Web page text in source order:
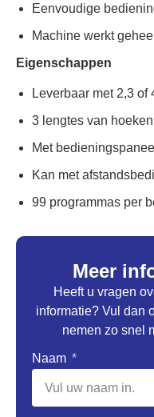
Meer
Heeft u vragen
informatie? Vul dan
nemen zo snel
Naam
Eenvoudige
Machine werkt
Eigenschappen
Leverbaar met 2,3 of
3 lengtes van
Met
Kan met
99 programmas per